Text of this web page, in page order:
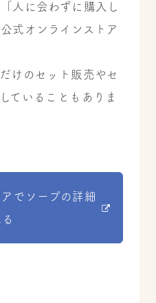
人に会わずに購入し
式オンラインストア
けのセット販売やセ
ていることもありま
でソープの詳細